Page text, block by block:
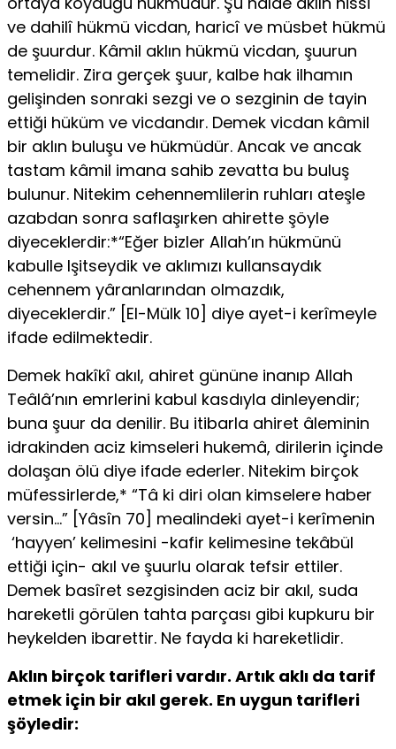
ve dahilî hükmü vicdan, haricî ve müsbet hükmü
de şuurdur. Kâmil aklın hükmü vicdan, şuurun
temelidir. Zira gerçek şuur, kalbe hak ilhamın
gelişinden sonraki sezgi ve o sezginin de tayin
ettiği hüküm ve vicdandır. Demek vicdan kâmil
bir aklın buluşu ve hükmüdür. Ancak ve ancak
tastam kâmil imana sahib zevatta bu buluş
bulunur. Nitekim cehennemlilerin ruhları ateşle
azabdan sonra saflaşırken ahirette şöyle
diyeceklerdir:*“Eğer bizler Allah’ın hükmünü
kabulle Işitseydik ve aklımızı kullansaydık
cehennem yâranlarından olmazdık,
diyeceklerdir.” [El-Mülk 10] diye ayet-i kerîmeyle
ifade edilmektedir.
Demek hakîkî akıl, ahiret gününe inanıp Allah
Teâlâ’nın emrlerini kabul kasdıyla dinleyendir;
buna şuur da denilir. Bu itibarla ahiret âleminin
idrakinden aciz kimseleri hukemâ, dirilerin içinde
dolaşan ölü diye ifade ederler. Nitekim birçok
müfessirlerde,* “Tâ ki diri olan kimselere haber
versin…” [Yâsîn 70] mealindeki ayet-i kerîmenin
‘hayyen’ kelimesini -kafir kelimesine tekâbül
ettiği için- akıl ve şuurlu olarak tefsir ettiler.
Demek basîret sezgi­sinden aciz bir akıl, suda
hareketli görülen tahta parçası gibi kupkuru bir
heykelden ibarettir. Ne fayda ki hareketlidir.
Aklın birçok tarifleri vardır. Artık aklı da tarif
etmek için bir akıl gerek. En uygun tarifleri
şöyledir: